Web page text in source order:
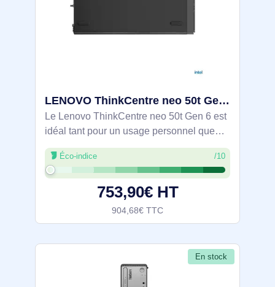
LENOVO ThinkCentre neo 50t Gen 6 Intel Core Ultra 3 205 8Go 256Go SSD M.2 2280 PCIe Intel Graphics W - 13BD006AFR
Le Lenovo ThinkCentre neo 50t Gen 6 est
idéal tant pour un usage personnel que
professionnel, alliant des performances
puissantes à des fonctionnalités
essentielles. Équipé d'un processeur Intel
Éco-indice /10
753,90€ HT
904,68€ TTC
En stock